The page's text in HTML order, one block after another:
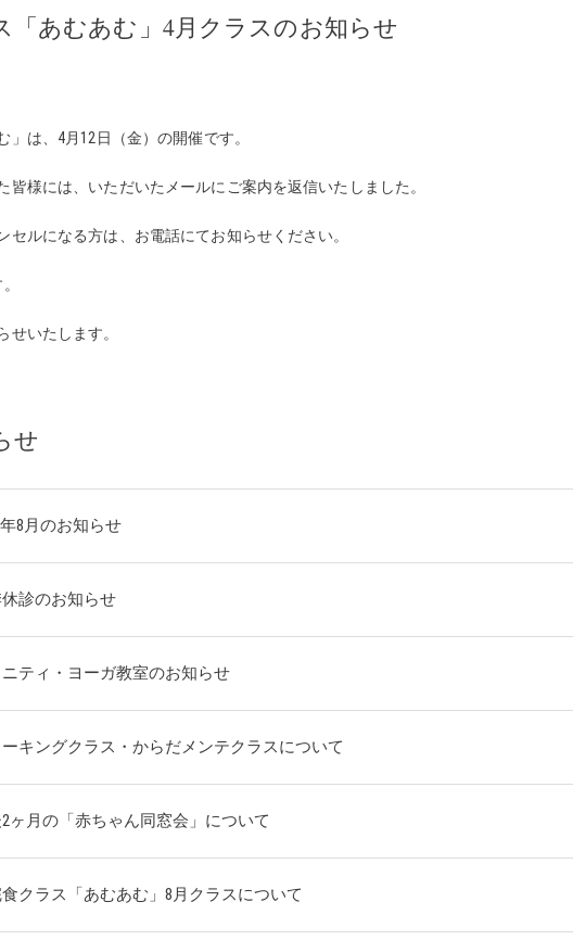
「あむあむ」4月クラスのお知らせ
」は、4月12日（金）の開催です。
皆様には、いただいたメールにご案内を返信いたしました。
セルになる方は、お電話にてお知らせください。
せいたします。
せ
年8月のお知らせ
診のお知らせ
ティ・ヨーガ教室のお知らせ
キングクラス・からだメンテクラスについて
ヶ月の「赤ちゃん同窓会」について
クラス「あむあむ」8月クラスについて